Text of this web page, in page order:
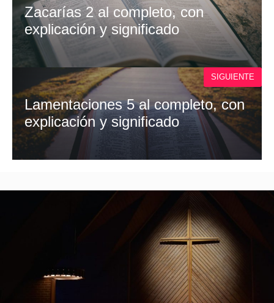
)
Zacarías 2 al completo, con
explicación y significado
Lamentaciones 5 al completo, con
explicación y significado
SIGUIENTE